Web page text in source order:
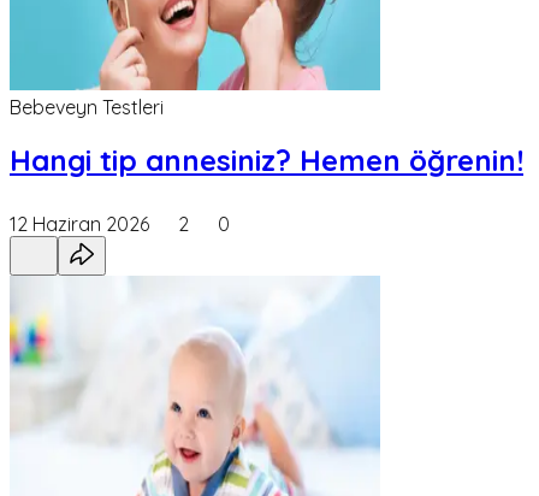
Bebeveyn Testleri
Hangi tip annesiniz? Hemen öğrenin!
12 Haziran 2026 2 0